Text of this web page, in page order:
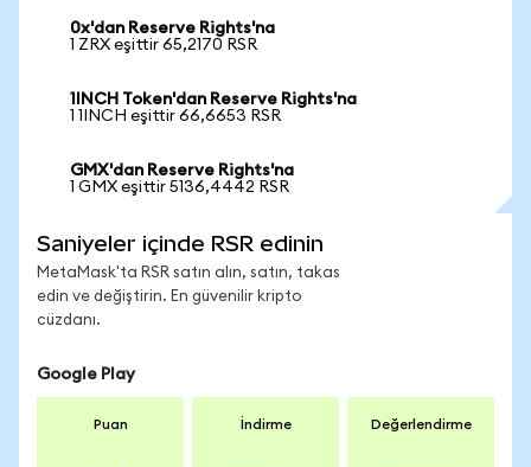
0x'dan Reserve Rights'na
1 ZRX eşittir 65,2170 RSR
1INCH Token'dan Reserve Rights'na
1 1INCH eşittir 66,6653 RSR
GMX'dan Reserve Rights'na
1 GMX eşittir 5136,4442 RSR
Saniyeler içinde RSR edinin
MetaMask'ta RSR satın alın, satın, takas
edin ve değiştirin. En güvenilir kripto
cüzdanı.
Google Play
Puan İndirme Değerlendirme